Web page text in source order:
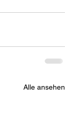
Alle ansehen